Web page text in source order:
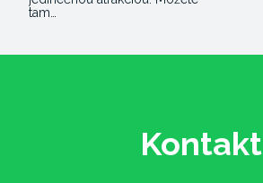
tam…
Kontakt